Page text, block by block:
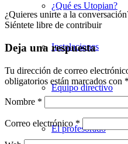
¿Qué es Utopian?
Instalaciones
Equipo directivo
El profesorado
¿Quieres unirte a la
Siéntete libre de contribuir
Deja una respuesta
Tu dirección de correo
obligatorios están marcados con *
Nombre *
Correo electrónico *